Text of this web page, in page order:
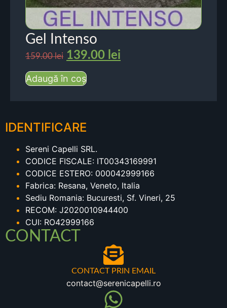
Gel Intenso
159.00lei 139.00 lei
Adaugă în coș
IDENTIFICARE
Sereni Capelli SRL.
CODICE FISCALE: IT00343169991
CODICE ESTERO: 000042999166
Fabrica: Resana, Veneto, Italia
Sediu Romania: Bucuresti, Sf. Vineri, 25
RECOM: J2020010944400
CUI: RO42999166
CONTACT
CONTACT PRIN EMAIL
contact@serenicapelli.ro